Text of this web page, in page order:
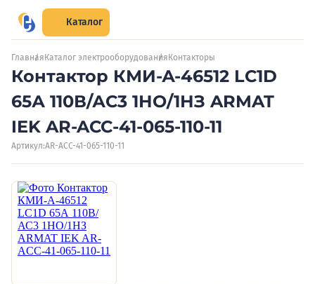
Каталог
Главная Каталог электрооборудования Контакторы
Контактор КМИ-А-46512 LC1D
65А 110В/АС3 1НО/1НЗ ARMAT
IEK AR-ACC-41-065-110-11
Артикул:AR-ACC-41-065-110-11